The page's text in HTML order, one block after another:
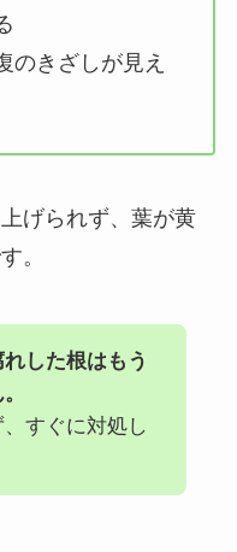
きざしが見え
げられず、葉が黄
。
した根はもう
すぐに対処し